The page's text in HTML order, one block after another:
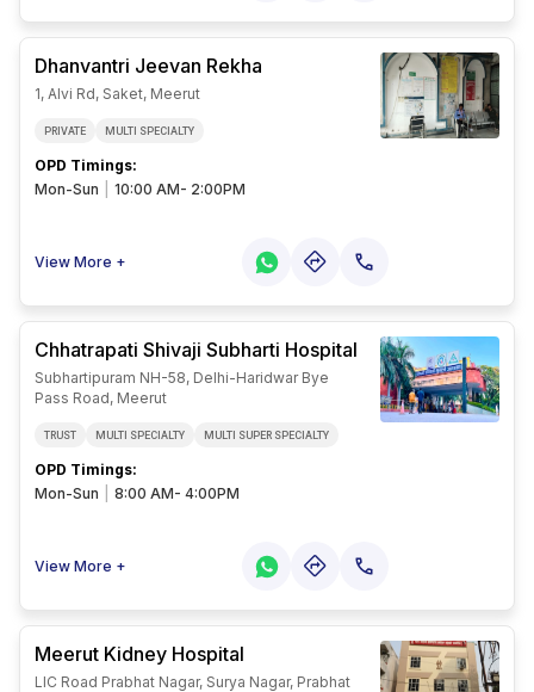
Dhanvantri Jeevan Rekha
1, Alvi Rd, Saket, Meerut
PRIVATE MULTI SPECIALTY
OPD Timings:
Mon-Sun
10:00 AM- 2:00PM
View More +
Chhatrapati Shivaji Subharti Hospital
Subhartipuram NH-58, Delhi-Haridwar Bye
Pass Road, Meerut
TRUST MULTI SPECIALTY MULTI SUPER SPECIALTY
OPD Timings:
Mon-Sun
8:00 AM- 4:00PM
View More +
Meerut Kidney Hospital
LIC Road Prabhat Nagar, Surya Nagar, Prabhat